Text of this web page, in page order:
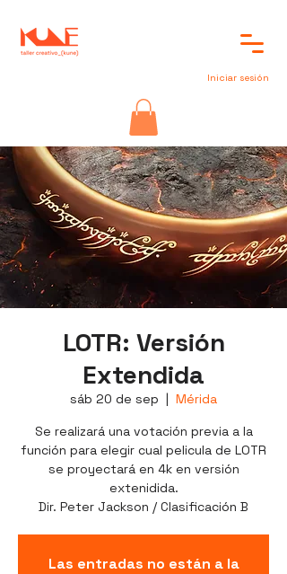
Iniciar sesión
LOTR: Versión
Extendida
sáb 20 de sep
  |
Mérida
Se realizará una votación previa a la
función para elegir cual pelicula de LOTR
se proyectará en 4k en versión
extenidida.
Dir. Peter Jackson / Clasificación B
Las entradas no están a la